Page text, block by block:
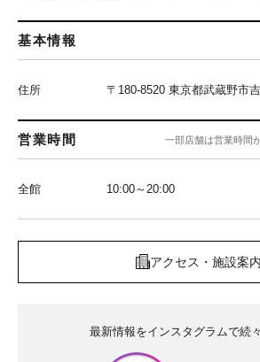
基本情報
住所 〒180-8520 東京都武蔵野市
営業時間 一部店舗は営業時間
全館 10:00～20:00
アクセス・施設案内
最新情報をインスタグラムで続